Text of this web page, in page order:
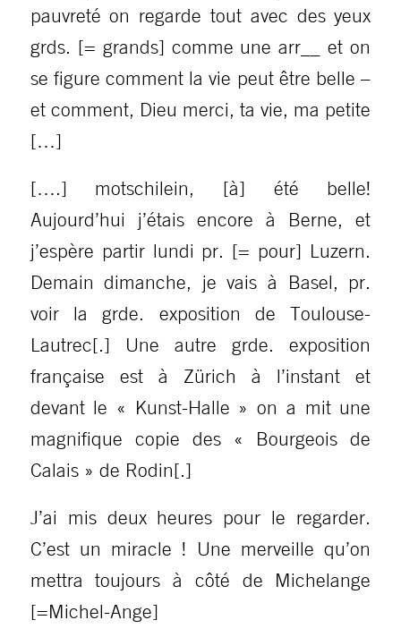
pauvreté on regarde tout avec des yeux
grds. [= grands] comme une arr__ et on
se figure comment la vie peut être belle –
et comment, Dieu merci, ta vie, ma petite
[…]
[….] motschilein, [à] été belle!
Aujourd’hui j’étais encore à Berne, et
j’espère partir lundi pr. [= pour] Luzern.
Demain dimanche, je vais à Basel, pr.
voir la grde. exposition de Toulouse-
Lautrec[.] Une autre grde. exposition
française est à Zürich à l’instant et
devant le « Kunst-Halle » on a mit une
magnifique copie des « Bourgeois de
Calais » de Rodin[.]
J’ai mis deux heures pour le regarder.
C’est un miracle ! Une merveille qu’on
mettra toujours à côté de Michelange
[=Michel-Ange]